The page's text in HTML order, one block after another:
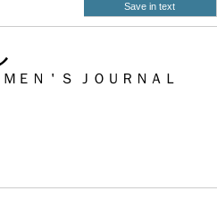
Save in text
ＥＮ＇Ｓ ＪＯＵＲＮＡＬ